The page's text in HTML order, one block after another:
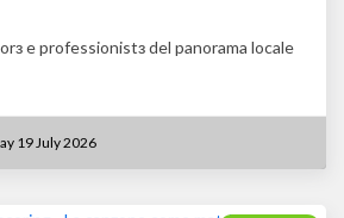
e professionistз del panorama locale
19 July 2026